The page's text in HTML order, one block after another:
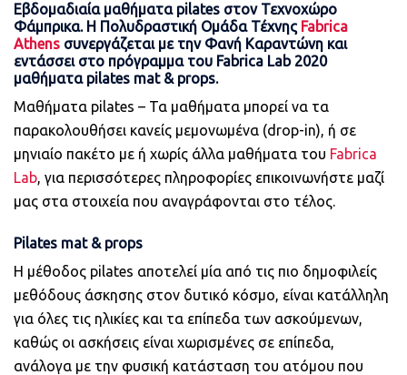
Εβδομαδιαία μαθήματα pilates στον Τεχνοχώρο
Φάμπρικα. Η Πολυδραστική Ομάδα Τέχνης Fabrica
Athens συνεργάζεται με την Φανή Καραντώνη και
εντάσσει στο πρόγραμμα του Fabrica Lab2020
μαθήματα pilates mat& props.
Μαθήματα pilates – Τα μαθήματα μπορεί να τα
παρακολουθήσει κανείς μεμονωμένα (drop-in), ή σε
μηνιαίο πακέτο με ή χωρίς άλλα μαθήματα του Fabrica
Lab, για περισσότερες πληροφορίες επικοινωνήστε μαζί
μας στα στοιχεία που αναγράφονται στο τέλος.
Pilates mat& props
Η μέθοδος pilates αποτελεί μία από τις πιο δημοφιλείς
μεθόδους άσκησης στον δυτικό κόσμο, είναι κατάλληλη
για όλες τις ηλικίες και τα επίπεδα των ασκούμενων,
καθώς οι ασκήσεις είναι χωρισμένες σε επίπεδα,
ανάλογα με την φυσική κατάσταση του ατόμου που